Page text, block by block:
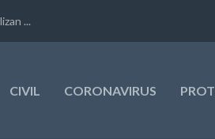
...
CIVIL CORONAVIRUS